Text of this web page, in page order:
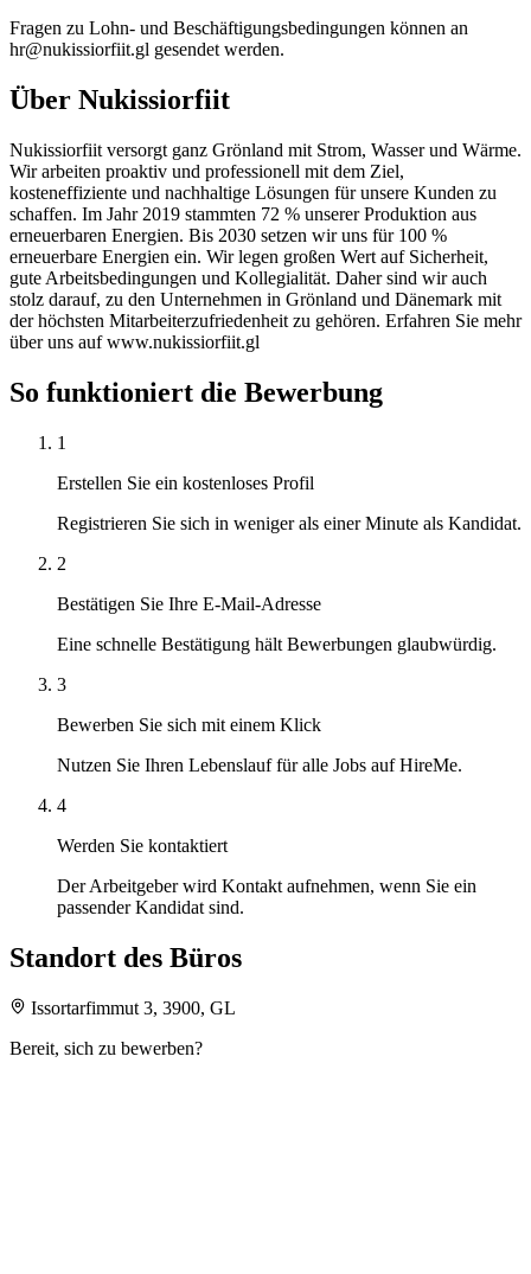
Fragen zu Lohn- und Beschäftigungsbedingungen können an
hr@nukissiorfiit.gl gesendet werden.
Über Nukissiorfiit
Nukissiorfiit versorgt ganz Grönland mit Strom, Wasser und Wärme.
Wir arbeiten proaktiv und professionell mit dem Ziel,
kosteneffiziente und nachhaltige Lösungen für unsere Kunden zu
schaffen. Im Jahr 2019 stammten 72 % unserer Produktion aus
erneuerbaren Energien. Bis 2030 setzen wir uns für 100 %
erneuerbare Energien ein. Wir legen großen Wert auf Sicherheit,
gute Arbeitsbedingungen und Kollegialität. Daher sind wir auch
stolz darauf, zu den Unternehmen in Grönland und Dänemark mit
der höchsten Mitarbeiterzufriedenheit zu gehören. Erfahren Sie mehr
über uns auf www.nukissiorfiit.gl
So funktioniert die Bewerbung
1
Erstellen Sie ein kostenloses Profil
Registrieren Sie sich in weniger als einer Minute als Kandidat.
2
Bestätigen Sie Ihre E-Mail-Adresse
Eine schnelle Bestätigung hält Bewerbungen glaubwürdig.
3
Bewerben Sie sich mit einem Klick
Nutzen Sie Ihren Lebenslauf für alle Jobs auf HireMe.
4
Werden Sie kontaktiert
Der Arbeitgeber wird Kontakt aufnehmen, wenn Sie ein
passender Kandidat sind.
Standort des Büros
Issortarfimmut 3, 3900, GL
Bereit, sich zu bewerben?